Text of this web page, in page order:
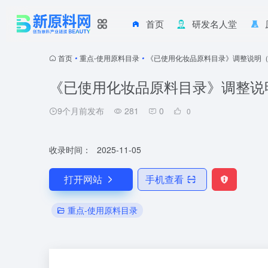
首页 研发名人堂
首页 • 重点-使用原料目录 • 《已使用化妆品原料目录》调整说明
《已使用化妆品原料目录》调整
9个月前发布 281 0 0
收录时间： 2025-11-05
打开网站 手机查看
重点-使用原料目录